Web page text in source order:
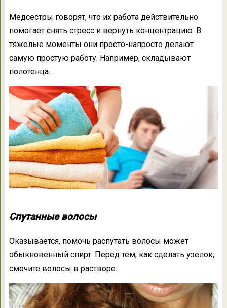
Медсестры говорят, что их работа действительно
помогает снять стресс и вернуть концентрацию. В
тяжелые моменты они просто-напросто делают
самую простую работу. Например, складывают
полотенца.
Спутанные волосы
Оказывается, помочь распутать волосы может
обыкновенный спирт. Перед тем, как сделать узелок,
смочите волосы в растворе.